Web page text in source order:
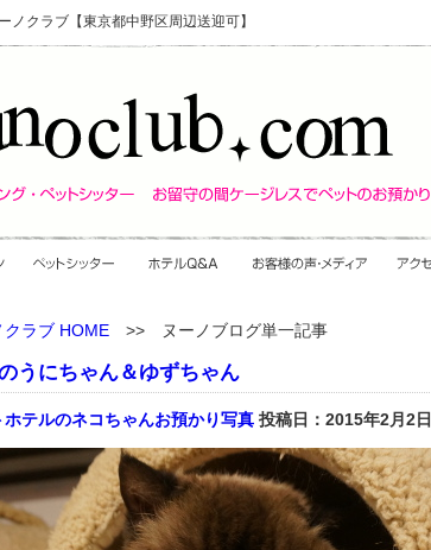
クラブ【東京都中野区周辺送迎可】
ラブ HOME >> ヌーノブログ単一記事
うにちゃん＆ゆずちゃん
ホテルのネコちゃんお預かり写真 投稿日：2015年2月2日